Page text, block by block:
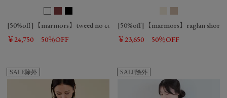
[50%off]【marmors】tweed no collar jacket
￥24,750
50％OFF
[50%off]【marmors】raglan short
￥23,650
50％OFF
SALE除外 SALE除外